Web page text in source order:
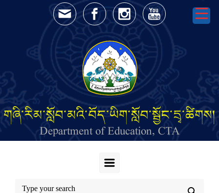
Skip to main content
གཞི་རིམ་སློབ་མའི་བོད་ཡིག་སློབ་སྦྱོང་དྲྭ་ཚིགས།
Department of Education, CTA